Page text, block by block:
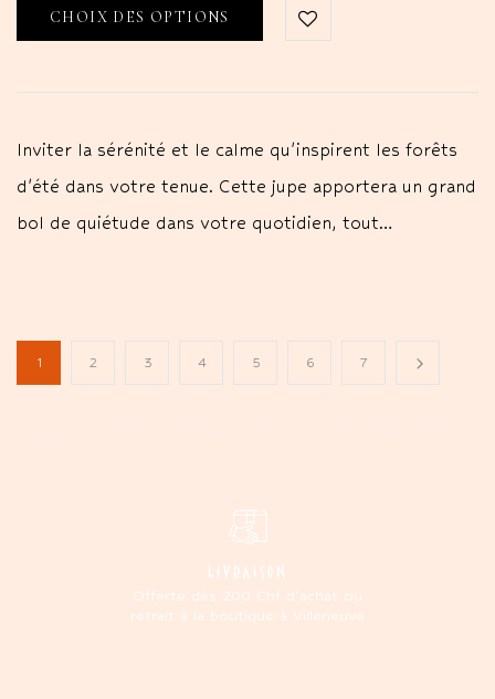
CHOIX DES OPTIONS
Inviter la sérénité et le calme qu'inspirent les forêts
d'été dans votre tenue. Cette jupe apportera un grand
bol de quiétude dans votre quotidien, tout…
1 2 3 4 5 6 7
LIVRAISON
Offerte dès 200 Chf d'achat ou
retrait à la boutique à Villeneuve